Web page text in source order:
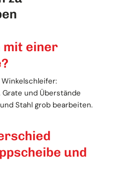
mit einer
und Überstände
Stahl grob bearbeiten.
und